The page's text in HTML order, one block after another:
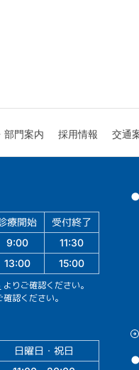
部門案内 採用情報 交通
療開始
受付終了
9:00 11:30
13:00 15:00
よりご確認ください。
確認ください。
日曜日・祝日